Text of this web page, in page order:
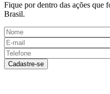
Fique por dentro das ações que
Brasil.